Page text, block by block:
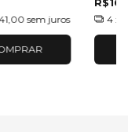
sem juros 4 x